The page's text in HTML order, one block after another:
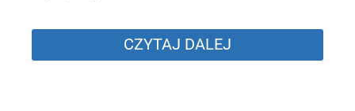
CZYTAJ DALEJ